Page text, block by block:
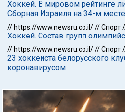
Хоккей. В мировом рейтинге
Сборная Израиля на 34-м месте
// https://www.newsru.co.il///Спорт
Хоккей. Состав групп
// https://www.newsru.co.il///Спорт
23 хоккеиста белорусского
коронавирусом